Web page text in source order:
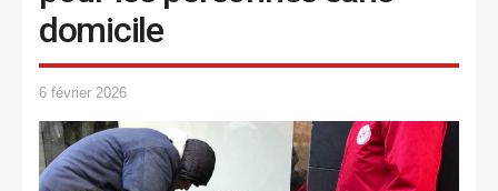
domicile
6 février 2026